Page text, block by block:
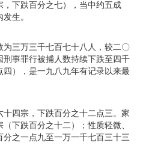
下跌百分之七），当中约五成
生。
三万三千七百七十八人，较二〇
事罪行被捕人数持续下跌至四千
），是一九八九年有记录以来最
四宗，下跌百分之十二点三。家
下跌百分之十二）；性质轻微、
之一点九至一万一千七百三十三